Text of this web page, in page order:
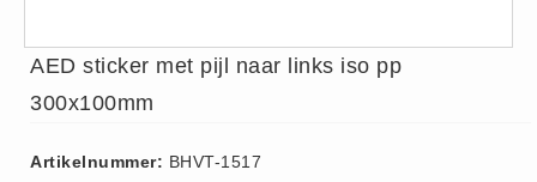
Ons Team
Nieuws
Betalingsmogelijkheden
AED sticker met pijl naar links iso pp
300x100mm
Artikelnummer: BHVT-1517